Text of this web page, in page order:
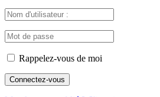
Rappelez-vous de moi